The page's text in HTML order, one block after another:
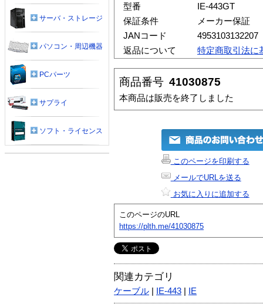
型番
IE-443GT
保証条件
メーカー保証
JANコード
4953103132207
返品について
特定商取引法に
商品番号 41030875
本商品は販売を終了しました
このページを印刷する
メールでURLを送る
お気に入りに追加する
このページのURL
https://plth.me/41030875
関連カテゴリ
ケーブル IE-443 IE
サーバ・ストレージ
パソコン・周辺機器
PCパーツ
サプライ
ソフト・ライセンス